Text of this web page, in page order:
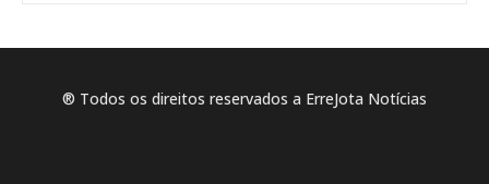
® Todos os direitos reservados a ErreJota Notícias